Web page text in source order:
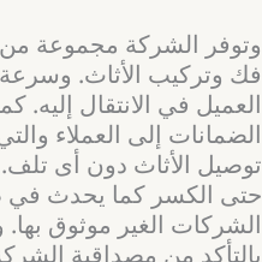
وتوفر الشركة مجموعة من
فك وتركيب الأثاث.
العميل في الانتقال إليه.
الضمانات إلى العملاء
توصيل الأثاث دون أى
حتى الكسر كما يحدث في
الشركات الغير موثوق بها.
بالتأكد من مصداقية